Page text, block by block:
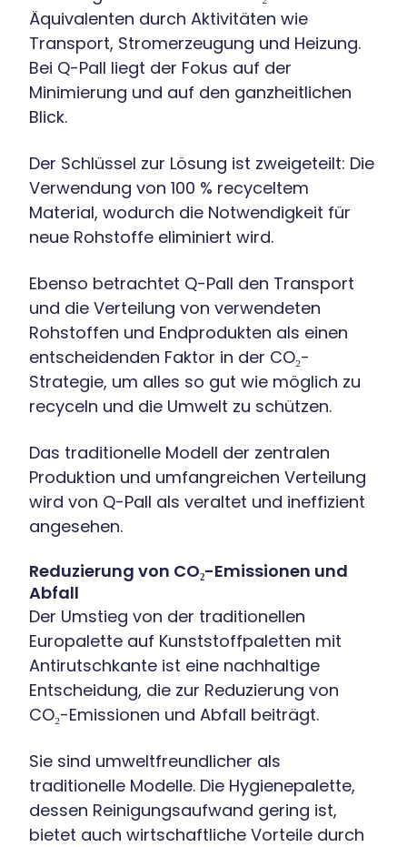
Äquivalenten durch Aktivitäten wie
Transport, Stromerzeugung und Heizung.
Bei Q-Pall liegt der Fokus auf der
Minimierung und auf den ganzheitlichen
Blick.
Der Schlüssel zur Lösung ist zweigeteilt: Die
Verwendung von 100 % recyceltem
Material, wodurch die Notwendigkeit für
neue Rohstoffe eliminiert wird.
Ebenso betrachtet Q-Pall den Transport
und die Verteilung von verwendeten
Rohstoffen und Endprodukten als einen
entscheidenden Faktor in der CO₂-
Strategie, um alles so gut wie möglich zu
recyceln und die Umwelt zu schützen.
Das traditionelle Modell der zentralen
Produktion und umfangreichen Verteilung
wird von Q-Pall als veraltet und ineffizient
angesehen.
Reduzierung von CO₂-Emissionen und
Abfall
Der Umstieg von der traditionellen
Europalette auf Kunststoffpaletten mit
Antirutschkante ist eine nachhaltige
Entscheidung, die zur Reduzierung von
CO₂-Emissionen und Abfall beiträgt.
Sie sind umweltfreundlicher als
traditionelle Modelle. Die Hygienepalette,
dessen Reinigungsaufwand gering ist,
bietet auch wirtschaftliche Vorteile durch